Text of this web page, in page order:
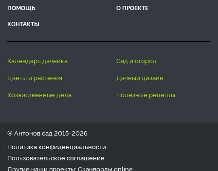
ПОМОЩЬ
О ПРОЕКТЕ
КОНТАКТЫ
календарь дачника
сад и огород
цветы и растения
дачный дизайн
хозяйственные дела
полезные рецепты
® Антонов сад 2015-2026
Политика конфиденциальности
Пользовательское соглашение
Другие наши проекты: Сканвордыonline